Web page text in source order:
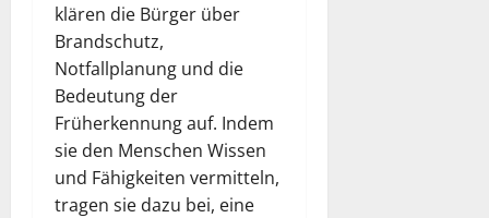
klären die Bürger über
Brandschutz,
Notfallplanung und die
Bedeutung der
Früherkennung auf. Indem
sie den Menschen Wissen
und Fähigkeiten vermitteln,
tragen sie dazu bei, eine